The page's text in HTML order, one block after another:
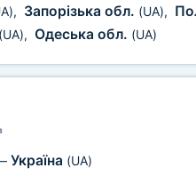
, Запорізька обл. (UA),
(UA), Одеська обл. (UA)
Україна (UA)